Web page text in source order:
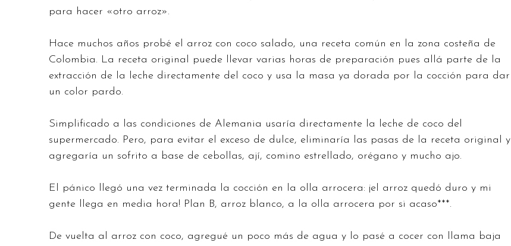
para hacer «otro arroz».
Hace muchos años probé el arroz con coco salado, una receta común en la zona costeña de
Colombia. La receta original puede llevar varias horas de preparación pues allá parte de la
extracción de la leche directamente del coco y usa la masa ya dorada por la cocción para dar
un color pardo.
Simplificado a las condiciones de Alemania usaría directamente la leche de coco del
supermercado. Pero, para evitar el exceso de dulce, eliminaría las pasas de la receta original y
agregaría un sofrito a base de cebollas, ají, comino estrellado, orégano y mucho ajo.
El pánico llegó una vez terminada la cocción en la olla arrocera: ¡el arroz quedó duro y mi
gente llega en media hora! Plan B, arroz blanco, a la olla arrocera por si acaso***.
De vuelta al arroz con coco, agregué un poco más de agua y lo pasé a cocer con llama baja